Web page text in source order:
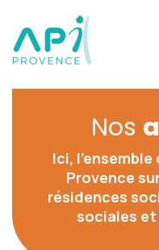
Nos
Ici,
Provence
résidences
sociales et